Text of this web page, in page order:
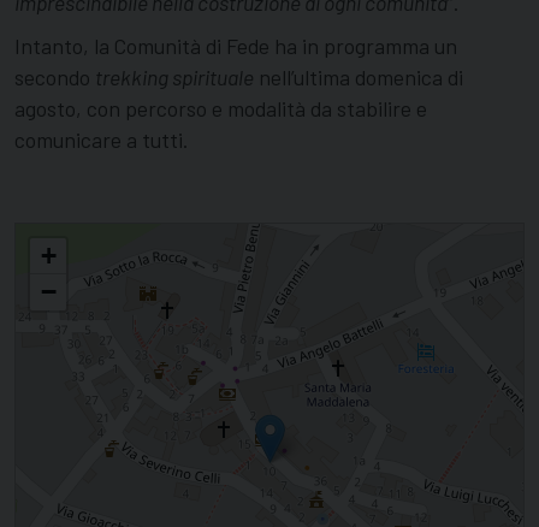
Intanto, la Comunità di Fede ha in programma un
secondo trekking spirituale nell’ultima domenica di
agosto, con percorso e modalità da stabilire e
comunicare a tutti.
La Madonna unisce e fa fare comunità
+
−